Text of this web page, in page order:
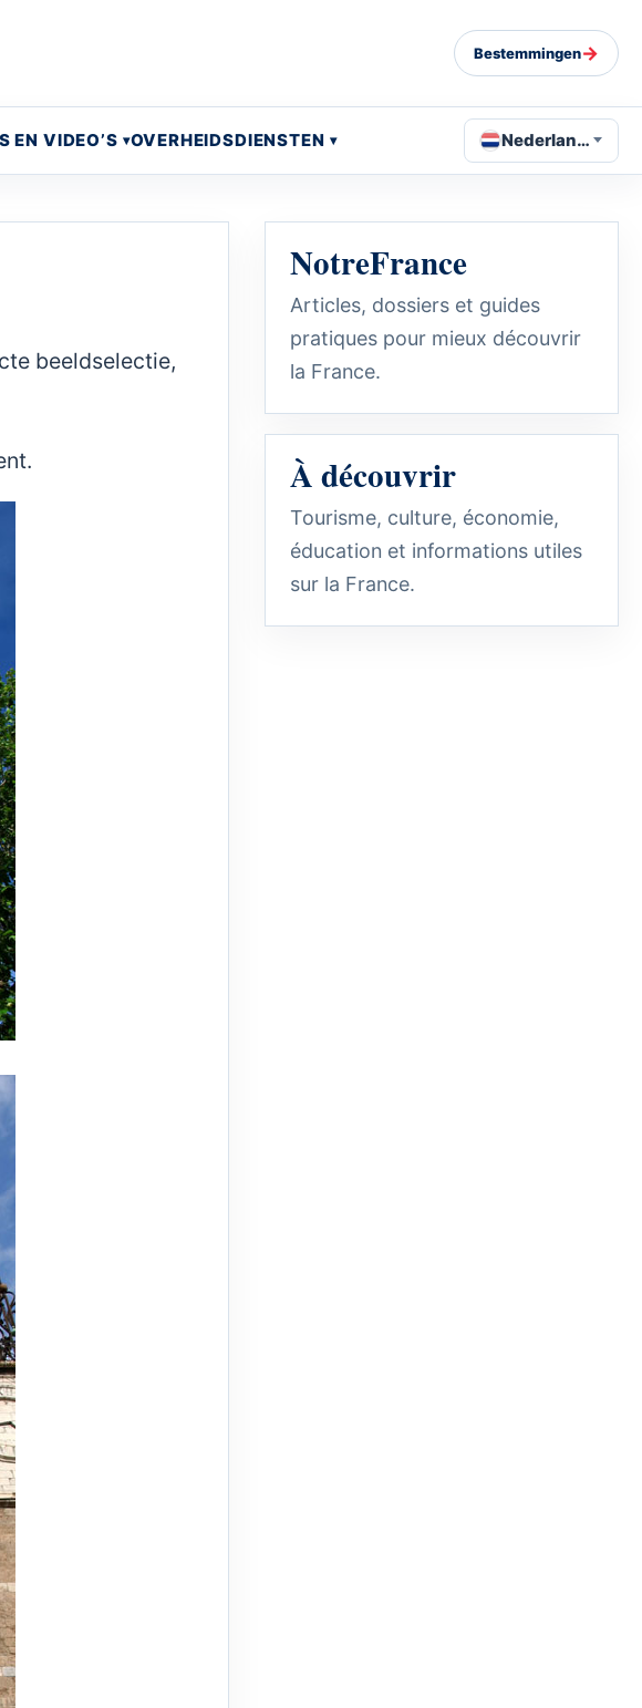
Bestemmingen→
EN VIDEO’S OVERHEIDSDIENSTEN Nederlands
beeldselectie,
NotreFrance
Articles, dossiers et guides
pratiques pour mieux découvrir
la France.
À découvrir
Tourisme, culture, économie,
éducation et informations utiles
sur la France.